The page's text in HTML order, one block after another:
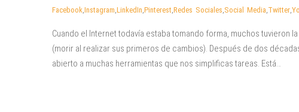
Facebook,Instagram,LinkedIn,Pinterest,Redes Sociales,Social Media,Twitter,
Cuando el Internet todavía estaba tomando forma, muchos tuvieron
(morir al realizar sus primeros de cambios). Después de dos
abierto a muchas herramientas que nos simplificas tareas. Está…